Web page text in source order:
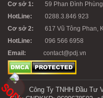
Cơ sở 1:
59 Phan Đình
HotLine:
0288.3.846 923
Cơ sở 2:
617 Vũ Tông Phan,
HotLine:
096 566 6958
Email:
contact@pdj.vn
Công Ty TNHH Đầu Tư